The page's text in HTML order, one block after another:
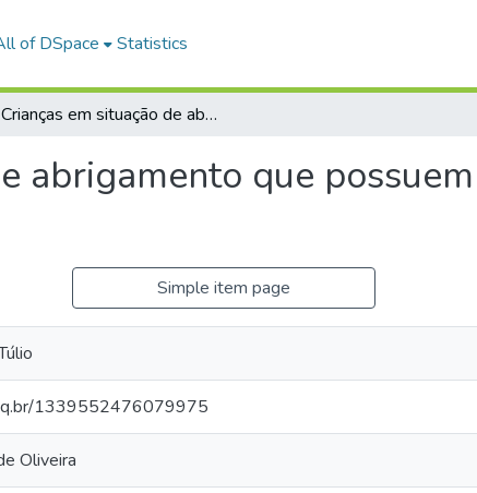
of DSpace Statistics
Crianças em situação de abrigamento que possuem vínculos familiares: busca de significados
abrigamento que
Simple item page
1339552476079975
Oliveira